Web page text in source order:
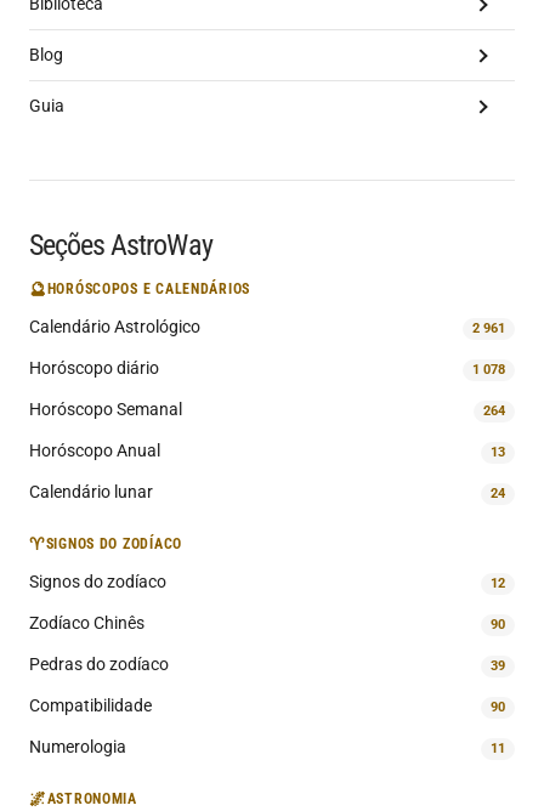
Biblioteca
Blog
Guia
Seções AstroWay
🔮HORÓSCOPOS E CALENDÁRIOS
Calendário Astrológico 2 961
Horóscopo diário 1 078
Horóscopo Semanal 264
Horóscopo Anual 13
Calendário lunar 24
♈SIGNOS DO ZODÍACO
Signos do zodíaco 12
Zodíaco Chinês 90
Pedras do zodíaco 39
Compatibilidade 90
Numerologia 11
🌌ASTRONOMIA